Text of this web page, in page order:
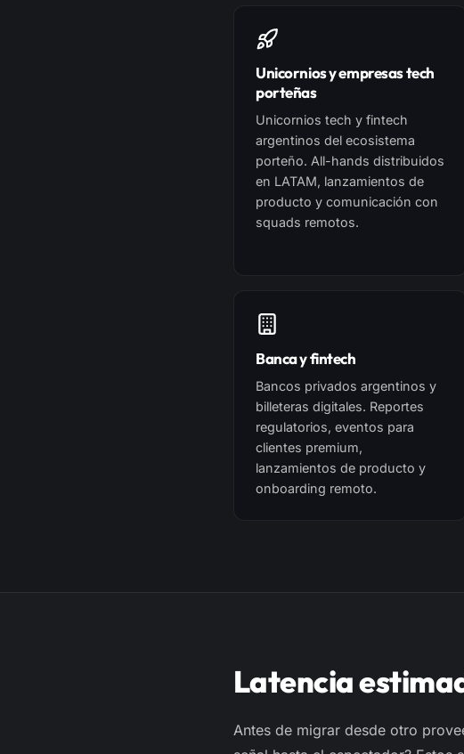
Unicornios y empresas tech
porteñas
Unicornios tech y fintech
argentinos del ecosistema
porteño. All-hands distribuidos
en LATAM, lanzamientos de
producto y comunicación con
squads remotos.
Banca y fintech
Bancos privados argentinos y
billeteras digitales. Reportes
regulatorios, eventos para
clientes premium,
lanzamientos de producto y
onboarding remoto.
Latencia
Antes de migrar desde otro